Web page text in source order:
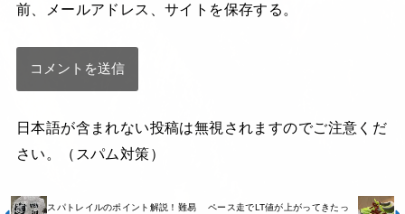
前、メールアドレス、サイトを保存する。
日本語が含まれない投稿は無視されますのでご注意くだ
さい。（スパム対策）
スパトレイルのポイント解説！難易
ペース走でLT値が上がってきたっ